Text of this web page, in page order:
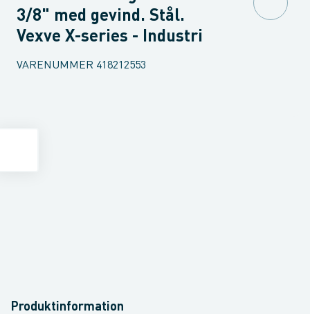
3/8" med gevind. Stål.
Vexve X-series - Industri
VARENUMMER 418212553
Produktinformation